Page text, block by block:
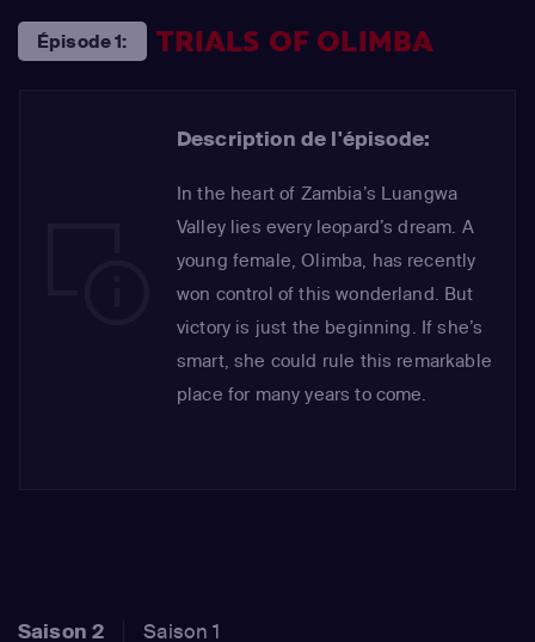
Épisode 1: TRIALS OF OLIMBA
Description de l'épisode:
In the heart of Zambia’s Luangwa
Valley lies every leopard’s dream. A
young female, Olimba, has recently
won control of this wonderland. But
victory is just the beginning. If she’s
smart, she could rule this remarkable
place for many years to come.
Saison 2 Saison 1